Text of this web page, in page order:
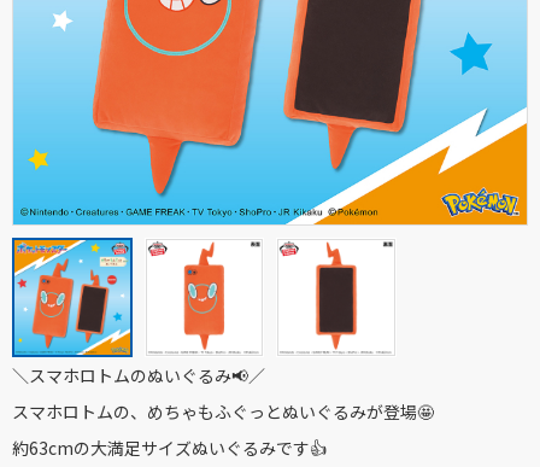
＼スマホロトムのぬいぐるみ📢／
スマホロトムの、めちゃもふぐっとぬいぐるみが登場🤩
約63cmの大満足サイズぬいぐるみです👍